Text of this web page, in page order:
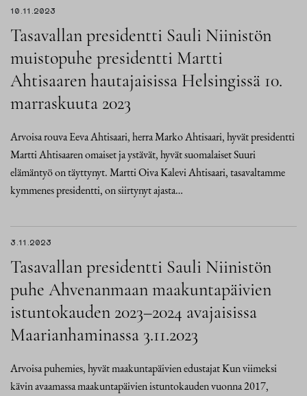
10.11.2023
Tasavallan presidentti Sauli Niinistön
muistopuhe presidentti Martti
Ahtisaaren hautajaisissa Helsingissä 10.
marraskuuta 2023
Arvoisa rouva Eeva Ahtisaari, herra Marko Ahtisaari, hyvät presidentti
Martti Ahtisaaren omaiset ja ystävät, hyvät suomalaiset Suuri
elämäntyö on täyttynyt. Martti Oiva Kalevi Ahtisaari, tasavaltamme
kymmenes presidentti, on siirtynyt ajasta…
3.11.2023
Tasavallan presidentti Sauli Niinistön
puhe Ahvenanmaan maakuntapäivien
istuntokauden 2023–2024 avajaisissa
Maarianhaminassa 3.11.2023
Arvoisa puhemies, hyvät maakuntapäivien edustajat Kun viimeksi
kävin avaamassa maakuntapäivien istuntokauden vuonna 2017,